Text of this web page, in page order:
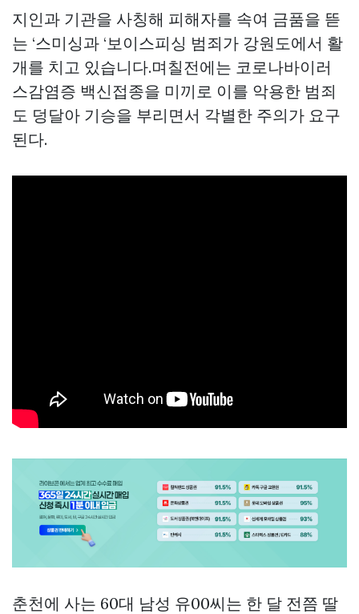
지인과 기관을 사칭해 피해자를 속여 금품을 뜯
는 ‘스미싱과 ‘보이스피싱 범죄가 강원도에서 활
개를 치고 있습니다.며칠전에는 코로나바이러
스감염증 백신접종을 미끼로 이를 악용한 범죄
도 덩달아 기승을 부리면서 각별한 주의가 요구
된다.
춘천에 사는 60대 남성 유00씨는 한 달 전쯤 딸